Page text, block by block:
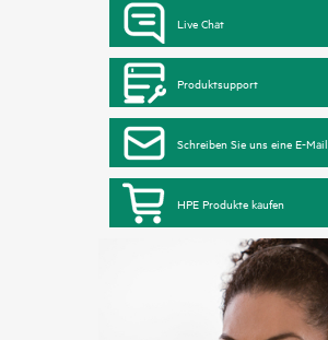
Live Chat
Produktsupport
Schreiben Sie uns eine E-Mail
HPE Produkte kaufen